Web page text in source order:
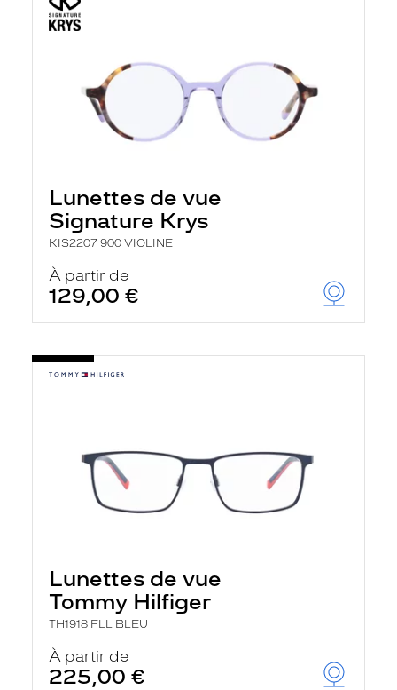
Lunettes de vue
Signature Krys
KIS2207 900 VIOLINE
À partir de
129,00 €
Lunettes de vue
Tommy Hilfiger
TH1918 FLL BLEU
À partir de
225,00 €